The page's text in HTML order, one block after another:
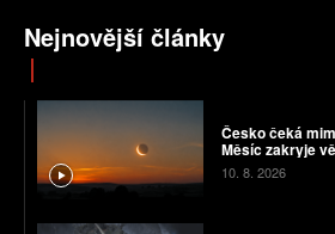
Nejnovější články
Česko čeká
Měsíc zakryje
10. 8. 2026